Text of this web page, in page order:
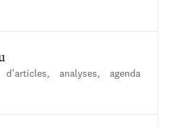
d’articles, analyses, agenda